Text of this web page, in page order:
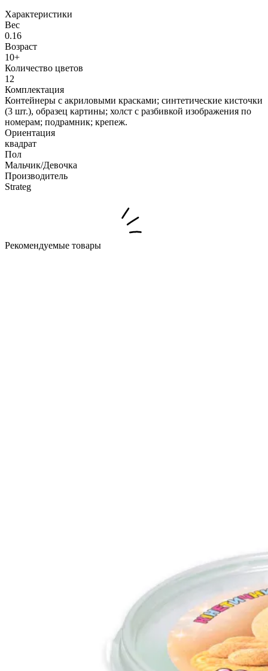
Характеристики
Вес
0.16
Возраст
10+
Количество цветов
12
Комплектация
Контейнеры с акриловыми красками; синтетические кисточки
(3 шт.), образец картины; холст с разбивкой изображения по
номерам; подрамник; крепеж.
Ориентация
квадрат
Пол
Мальчик/Девочка
Производитель
Strateg
Рекомендуемые товары